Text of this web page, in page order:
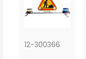
12-300366